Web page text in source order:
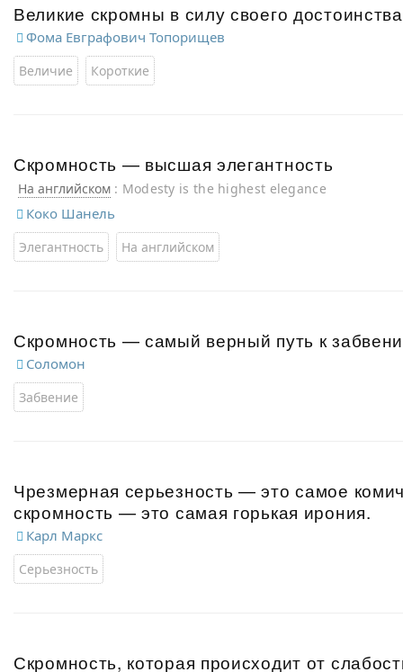
Великие скромны в силу своего
Фома Евграфович Топорищев
Величие Короткие
Скромность — высшая элегантность
На английском : Modesty is the highest elegance
Коко Шанель
Элегантность На английском
Скромность — самый верный путь к
Соломон
Забвение
Чрезмерная серьезность — это самое
скромность — это самая горькая ирония.
Карл Маркс
Серьезность
Скромность, которая происходит от